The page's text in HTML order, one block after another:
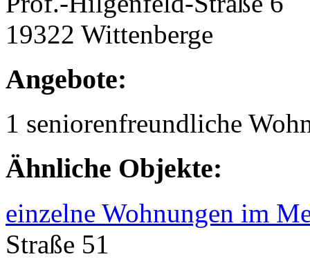
19322 Wittenberge
Angebote:
1 seniorenfreundliche
Ähnliche Objekte:
einzelne Wohnungen im
Straße 51